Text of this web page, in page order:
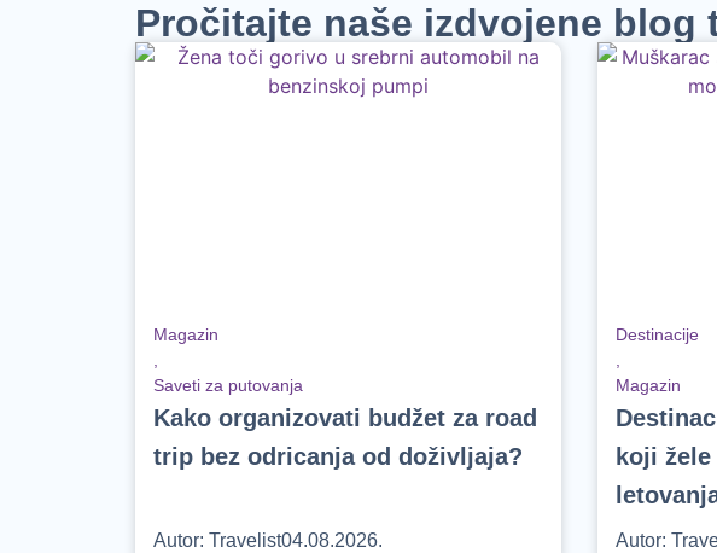
Pročitajte naše izdvojene blog
Magazin
,
Saveti za putovanja
Kako organizovati budžet za road
trip bez odricanja od doživljaja?
Autor: Travelist04.08.2026.
Destinacije
,
Magazin
koji
Autor: